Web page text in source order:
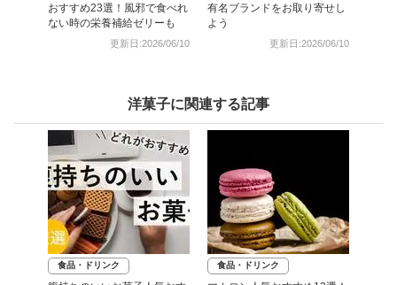
おすすめ23選！風邪で食べれ
ない時の栄養補給ゼリーも
更新日:2026/06/10
有名ブランドをお取り寄せし
よう
更新日:2026/06/10
洋菓子に関連する記事
食品・ドリンク 食品・ドリンク